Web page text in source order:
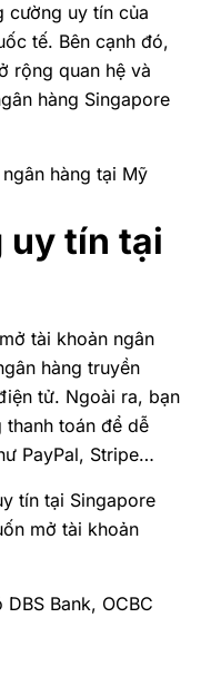
cường uy tín của
tế. Bên cạnh đó,
rộng quan hệ và
hàng Singapore
hàng tại Mỹ
uy tín tại
tài khoản ngân
hàng truyền
tử. Ngoài ra, bạn
toán để dễ
PayPal, Stripe…
tín tại Singapore
mở tài khoản
Bank, OCBC